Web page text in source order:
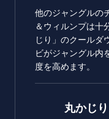
他のジャングルの
＆ウィルンプは十
じり」のクールダ
ビがジャングル内
度を高めます。
丸かじり